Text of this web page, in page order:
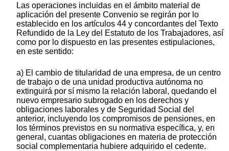
Las operaciones incluidas en el ámbito material de
aplicación del presente Convenio se regirán por lo
establecido en los artículos 44 y concordantes del Texto
Refundido de la Ley del Estatuto de los Trabajadores, así
como por lo dispuesto en las presentes estipulaciones,
en este sentido:
a) El cambio de titularidad de una empresa, de un centro
de trabajo o de una unidad productiva autónoma no
extinguirá por sí mismo la relación laboral, quedando el
nuevo empresario subrogado en los derechos y
obligaciones laborales y de Seguridad Social del
anterior, incluyendo los compromisos de pensiones, en
los términos previstos en su normativa específica, y, en
general, cuantas obligaciones en materia de protección
social complementaria hubiere adquirido el cedente.